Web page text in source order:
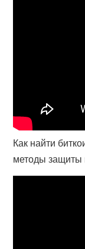
Как найти
методы защиты